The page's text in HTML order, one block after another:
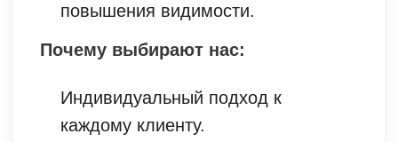
повышения видимости.
Почему выбирают нас:
Индивидуальный подход к
каждому клиенту.